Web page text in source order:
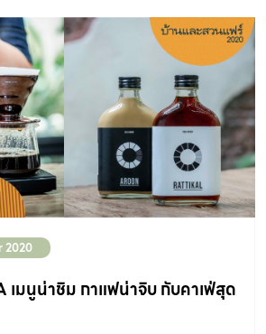
าได้ เกิดมิติต่างๆของการวางตำแหน่ง
งมีประติมากรรมกรอบรูปที่จัดวาง
มมุมต่างๆ ช่วยสื่อถึงความลี้ลับของป่าที่
งทางลาดที่เชื่อมไปสู่ชั้นลอยอันเป็นที่ตั้ง
งเป็นจุดเด่นของสวนแห่งนี้ “เราได้นำ
เดิม ทำไมถึงต้องใช้ไม้ไผ่ตรงนั้น ทำไมถึง
ใช้ และทำไมถึงมีกรอบรูป หลายคำถาม
การออกแบบที่ดูขัดแย้ง นำไปสู่การคิดต่อ
คุณจะมองเพียงความสวยงาม
ยละเอียดหรือแม้แต่มองภาพรวมก็จะพบ
วยองค์ประกอบหลากหลายรูปแบบ
2020
เมนูน่าชิม กาแฟน่าจิบ กับคาเฟ่สุด